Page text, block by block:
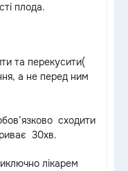
плода.
та перекусити(
а не перед ним
сходити
30хв.
лікарем